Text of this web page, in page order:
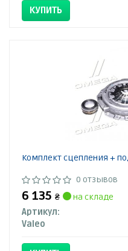
КУПИТЬ
Комплект сцепления +
0 отзывов
6 135 ₴
на складе
Артикул:
Valeo